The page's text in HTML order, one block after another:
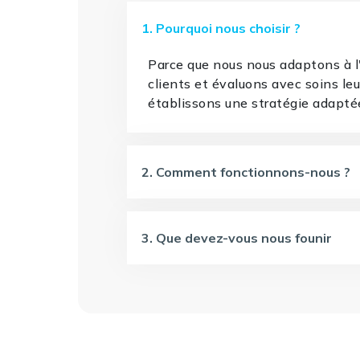
1. Pourquoi nous choisir ?
Parce que nous nous adaptons à
clients et évaluons avec soins
établissons une stratégie
2. Comment fonctionnons-nous ?
3. Que devez-vous nous founir